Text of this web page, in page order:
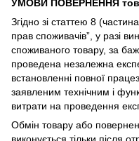
УМОВИ ПОВЕРНЕННЯ
Згідно зі статтею 8
прав споживачів”, у разі
споживаного товару, за
проведена незалежна
встановленні повної
заявленим технічним і
витрати на проведення
Обмін товару або
виконується тільки після